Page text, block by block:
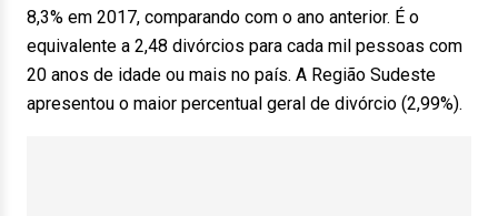
8,3% em 2017, comparando com o ano anterior. É o
equivalente a 2,48 divórcios para cada mil pessoas com
20 anos de idade ou mais no país. A Região Sudeste
apresentou o maior percentual geral de divórcio (2,99%).